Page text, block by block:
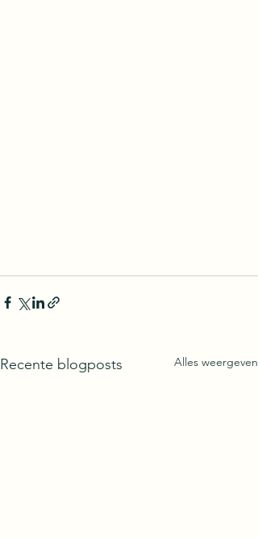
Recente blogposts Alles weergeven